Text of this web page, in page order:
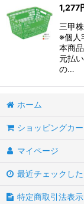
1,277
三甲
※個人
本商
元払
の…
ホーム
ショッピングカー
マイページ
最近チェックし
特定商取引法表示